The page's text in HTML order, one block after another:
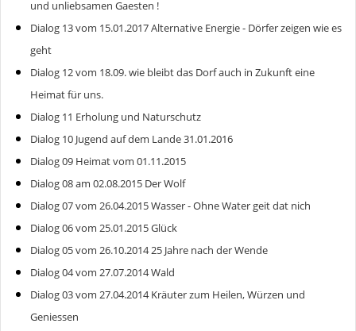
und unliebsamen Gaesten !
Dialog 13 vom 15.01.2017 Alternative Energie - Dörfer zeigen wie es
geht
Dialog 12 vom 18.09. wie bleibt das Dorf auch in Zukunft eine
Heimat für uns.
Dialog 11 Erholung und Naturschutz
Dialog 10 Jugend auf dem Lande 31.01.2016
Dialog 09 Heimat vom 01.11.2015
Dialog 08 am 02.08.2015 Der Wolf
Dialog 07 vom 26.04.2015 Wasser - Ohne Water geit dat nich
Dialog 06 vom 25.01.2015 Glück
Dialog 05 vom 26.10.2014 25 Jahre nach der Wende
Dialog 04 vom 27.07.2014 Wald
Dialog 03 vom 27.04.2014 Kräuter zum Heilen, Würzen und
Geniessen